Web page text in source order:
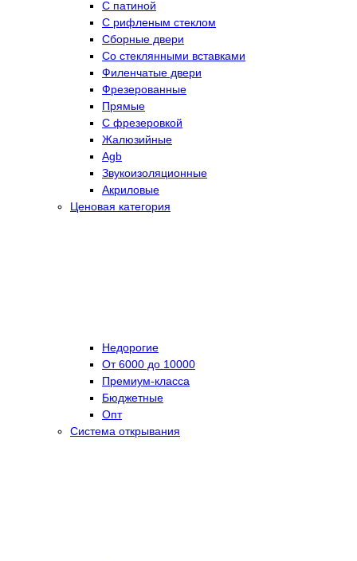
С патиной
С рифленым стеклом
Сборные двери
Со стеклянными вставками
Филенчатые двери
Фрезерованные
Прямые
С фрезеровкой
Жалюзийные
Agb
Звукоизоляционные
Акриловые
Ценовая категория
Недорогие
От 6000 до 10000
Премиум-класса
Бюджетные
Опт
Система открывания